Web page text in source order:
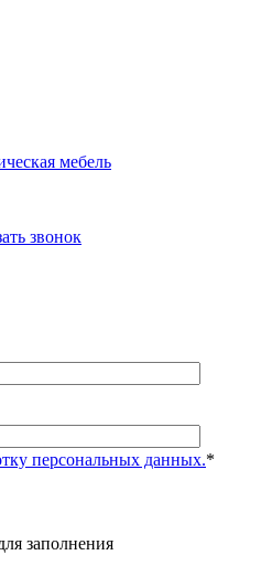
звонок
персональных данных.*
заполнения